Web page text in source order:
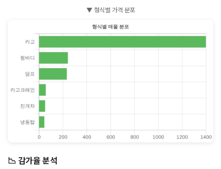
▼ 형식별 가격 분포
📉 감가율 분석